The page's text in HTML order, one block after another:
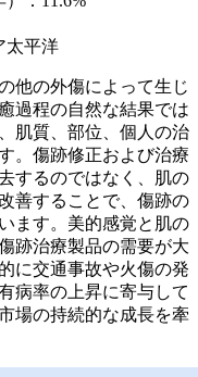
太平洋
他の外傷によって生じ
過程の自然な結果では
肌質、部位、個人の治
。傷跡修正および治療
するのではなく、肌の
善することで、傷跡の
ます。美的感覚と肌の
跡治療製品の需要が大
に交通事故や火傷の発
病率の上昇に寄与して
場の持続的な成長を牽